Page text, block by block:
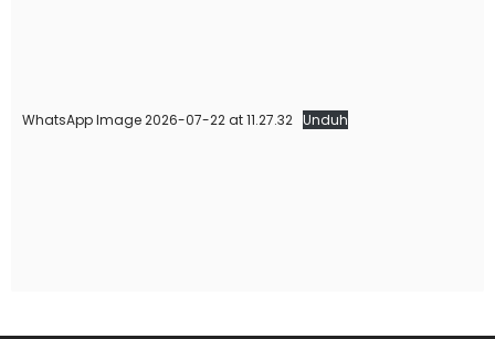
WhatsApp Image 2026-07-22 at 11.27.32 Unduh